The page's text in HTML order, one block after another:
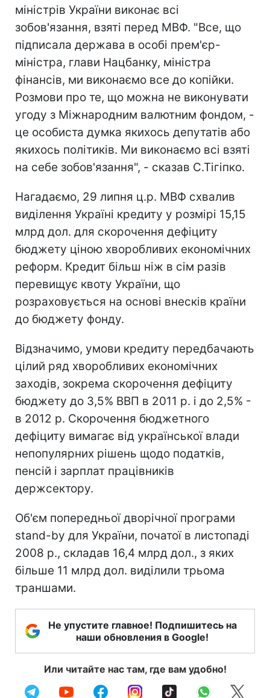
міністрів України виконає всі
зобов'язання, взяті перед МВФ. "Все, що
підписала держава в особі прем'єр-
міністра, глави Нацбанку, міністра
фінансів, ми виконаємо все до копійки.
Розмови про те, що можна не виконувати
угоду з Міжнародним валютним фондом, -
це особиста думка якихось депутатів або
якихось політиків. Ми виконаємо всі взяті
на себе зобов'язання", - сказав С.Тігіпко.
Нагадаємо, 29 липня ц.р. МВФ схвалив
виділення Україні кредиту у розмірі 15,15
млрд дол. для скорочення дефіциту
бюджету ціною хворобливих економічних
реформ. Кредит більш ніж в сім разів
перевищує квоту України, що
розраховується на основі внесків країни
до бюджету фонду.
Відзначимо, умови кредиту передбачають
цілий ряд хворобливих економічних
заходів, зокрема скорочення дефіциту
бюджету до 3,5% ВВП в 2011 р. і до 2,5% -
в 2012 р. Скорочення бюджетного
дефіциту вимагає від української влади
непопулярних рішень щодо податків,
пенсій і зарплат працівників
держсектору.
Об'єм попередньої дворічної програми
stand-by для України, початої в листопаді
2008 р., складав 16,4 млрд дол., з яких
більше 11 млрд дол. виділили трьома
траншами.
Не упустите главное! Подпишитесь на
наши обновления в Google!
Или читайте нас там, где вам удобно!